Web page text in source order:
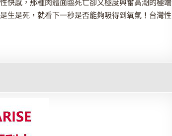
快感，那種肉體面臨死亡卻又極度興奮高潮的極端
生是死，就看下一秒是否能夠吸得到氧氣！台灣性